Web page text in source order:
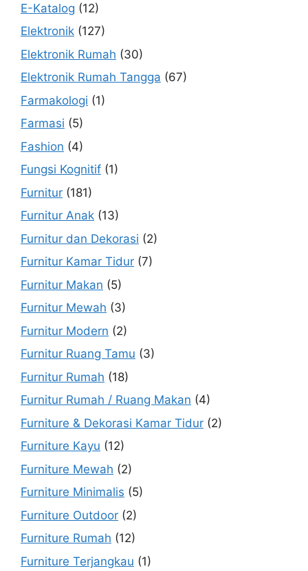
E-Katalog (12)
Elektronik (127)
Elektronik Rumah (30)
Elektronik Rumah Tangga (67)
Farmakologi (1)
Farmasi (5)
Fashion (4)
Fungsi Kognitif (1)
Furnitur (181)
Furnitur Anak (13)
Furnitur dan Dekorasi (2)
Furnitur Kamar Tidur (7)
Furnitur Makan (5)
Furnitur Mewah (3)
Furnitur Modern (2)
Furnitur Ruang Tamu (3)
Furnitur Rumah (18)
Furnitur Rumah / Ruang Makan (4)
Furniture & Dekorasi Kamar Tidur (2)
Furniture Kayu (12)
Furniture Mewah (2)
Furniture Minimalis (5)
Furniture Outdoor (2)
Furniture Rumah (12)
Furniture Terjangkau (1)